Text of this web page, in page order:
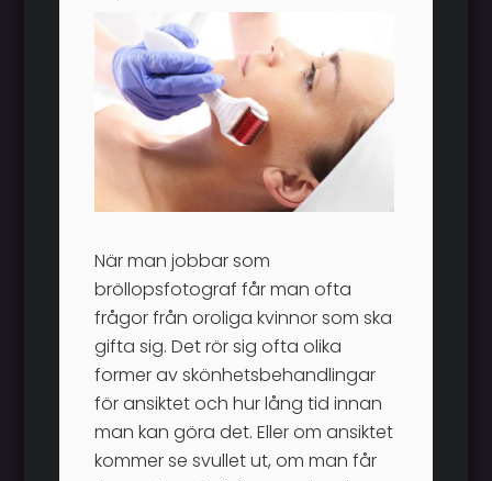
När man jobbar som
bröllopsfotograf får man ofta
frågor från oroliga kvinnor som ska
gifta sig. Det rör sig ofta olika
former av skönhetsbehandlingar
för ansiktet och hur lång tid innan
man kan göra det. Eller om ansiktet
kommer se svullet ut, om man får